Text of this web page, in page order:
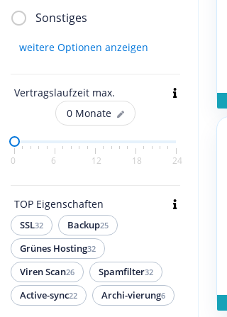
Sonstiges
weitere Optionen anzeigen
Vertragslaufzeit max.
0 Monate
0 6 12 18 24
TOP Eigenschaften
SSL32 Backup25
Grünes Hosting32
Viren Scan26 Spamfilter32
Active-sync22 Archi-vierung6